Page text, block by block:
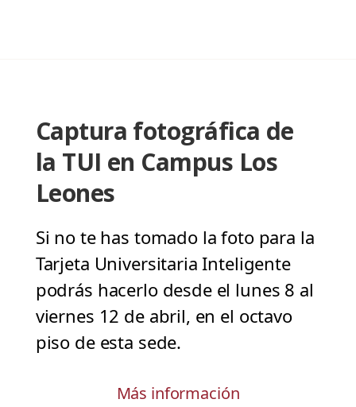
Captura fotográfica de
la TUI en Campus Los
Leones
Si no te has tomado la foto para la
Tarjeta Universitaria Inteligente
podrás hacerlo desde el lunes 8 al
viernes 12 de abril, en el octavo
piso de esta sede.
Más información